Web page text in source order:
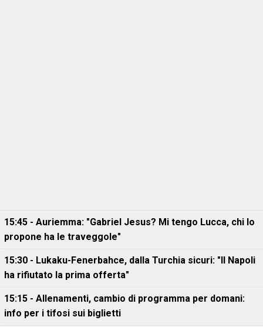
15:45 - Auriemma: "Gabriel Jesus? Mi tengo Lucca, chi lo
propone ha le traveggole"
15:30 - Lukaku-Fenerbahce, dalla Turchia sicuri: "Il Napoli
ha rifiutato la prima offerta"
15:15 - Allenamenti, cambio di programma per domani:
info per i tifosi sui biglietti